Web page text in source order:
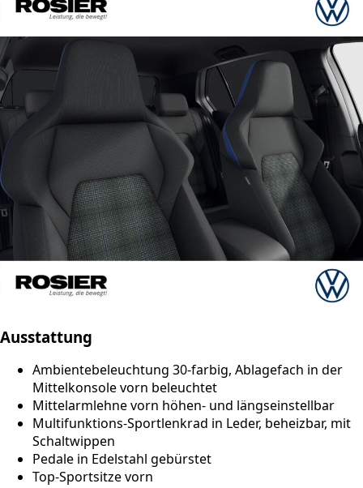
Ausstattung
Ambientebeleuchtung 30-farbig, Ablagefach in der
Mittelkonsole vorn beleuchtet
Mittelarmlehne vorn höhen- und längseinstellbar
Multifunktions-Sportlenkrad in Leder, beheizbar, mit
Schaltwippen
Pedale in Edelstahl gebürstet
Top-Sportsitze vorn